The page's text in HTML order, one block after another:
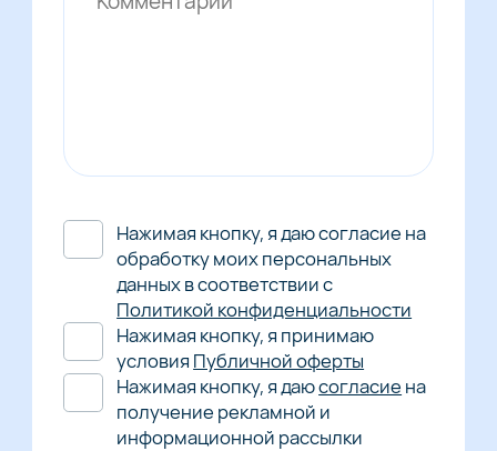
Нажимая кнопку, я даю согласие на
обработку моих персональных
данных в соответствии с
Политикой конфиденциальности
Нажимая кнопку, я принимаю
условия Публичной оферты
Нажимая кнопку, я даюсогласие на
получение рекламной и
информационной рассылки